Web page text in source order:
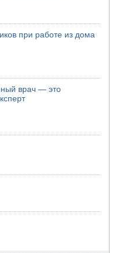
на Кинерете
при работе из дома
врач — это